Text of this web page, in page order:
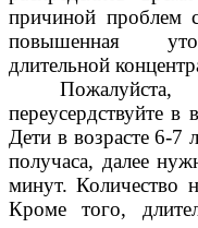
причиной проблем
повышенная
длительной
переусердствуйте
Дети в возрасте 6-7
получаса, далее
минут. Количество
Кроме того,